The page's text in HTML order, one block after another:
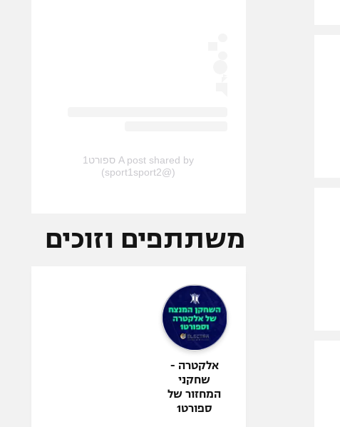
A post shared by ספורט1
(@sport1sport2)
משתתפים וזוכים
אלקטרה -
שחקני
המחזור של
ספורט1